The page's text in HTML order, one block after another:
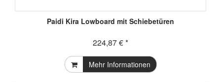
Paidi Kira Lowboard mit Schiebetüren
224,87 € *
Mehr Informationen